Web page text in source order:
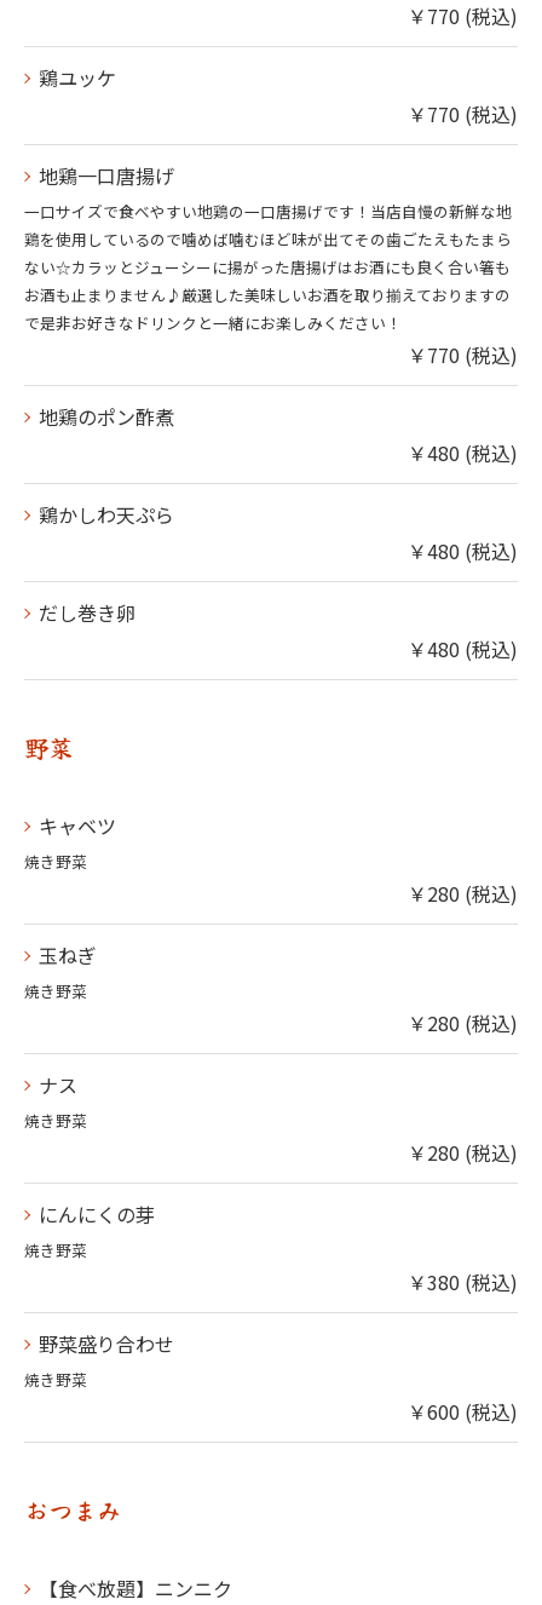
￥770 (税込)
鶏ユッケ
￥770 (税込)
地鶏一口唐揚げ
一口サイズで食べやすい地鶏の一口唐揚げです！当店自慢の新鮮な地
鶏を使用しているので噛めば噛むほど味が出てその歯ごたえもたまら
ない☆カラッとジューシーに揚がった唐揚げはお酒にも良く合い箸も
お酒も止まりません♪厳選した美味しいお酒を取り揃えておりますの
で是非お好きなドリンクと一緒にお楽しみください！
￥770 (税込)
地鶏のポン酢煮
￥480 (税込)
鶏かしわ天ぷら
￥480 (税込)
だし巻き卵
￥480 (税込)
野菜
キャベツ
焼き野菜
￥280 (税込)
玉ねぎ
焼き野菜
￥280 (税込)
ナス
焼き野菜
￥280 (税込)
にんにくの芽
焼き野菜
￥380 (税込)
野菜盛り合わせ
焼き野菜
￥600 (税込)
おつまみ
【食べ放題】ニンニク